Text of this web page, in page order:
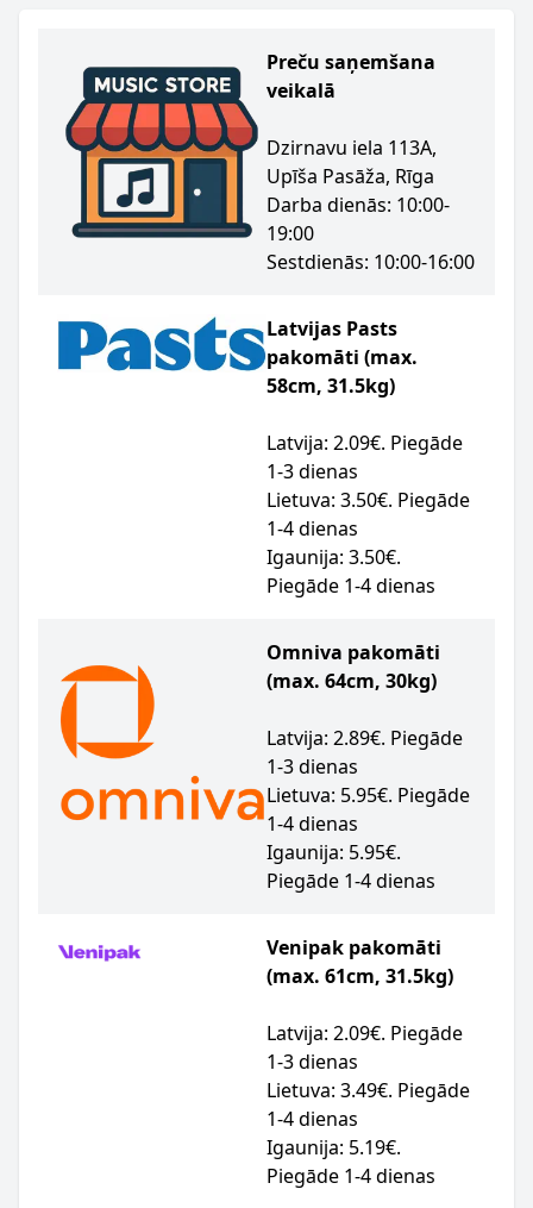
Preču saņemšana
veikalā
Dzirnavu iela 113A,
Upīša Pasāža, Rīga
Darba dienās: 10:00-
19:00
Sestdienās: 10:00-16:00
Latvijas Pasts
pakomāti (max.
58cm, 31.5kg)
Latvija: 2.09€. Piegāde
1-3 dienas
Lietuva: 3.50€. Piegāde
1-4 dienas
Igaunija: 3.50€.
Piegāde 1-4 dienas
Omniva pakomāti
(max. 64cm, 30kg)
Latvija: 2.89€. Piegāde
1-3 dienas
Lietuva: 5.95€. Piegāde
1-4 dienas
Igaunija: 5.95€.
Piegāde 1-4 dienas
Venipak pakomāti
(max. 61cm, 31.5kg)
Latvija: 2.09€. Piegāde
1-3 dienas
Lietuva: 3.49€. Piegāde
1-4 dienas
Igaunija: 5.19€.
Piegāde 1-4 dienas